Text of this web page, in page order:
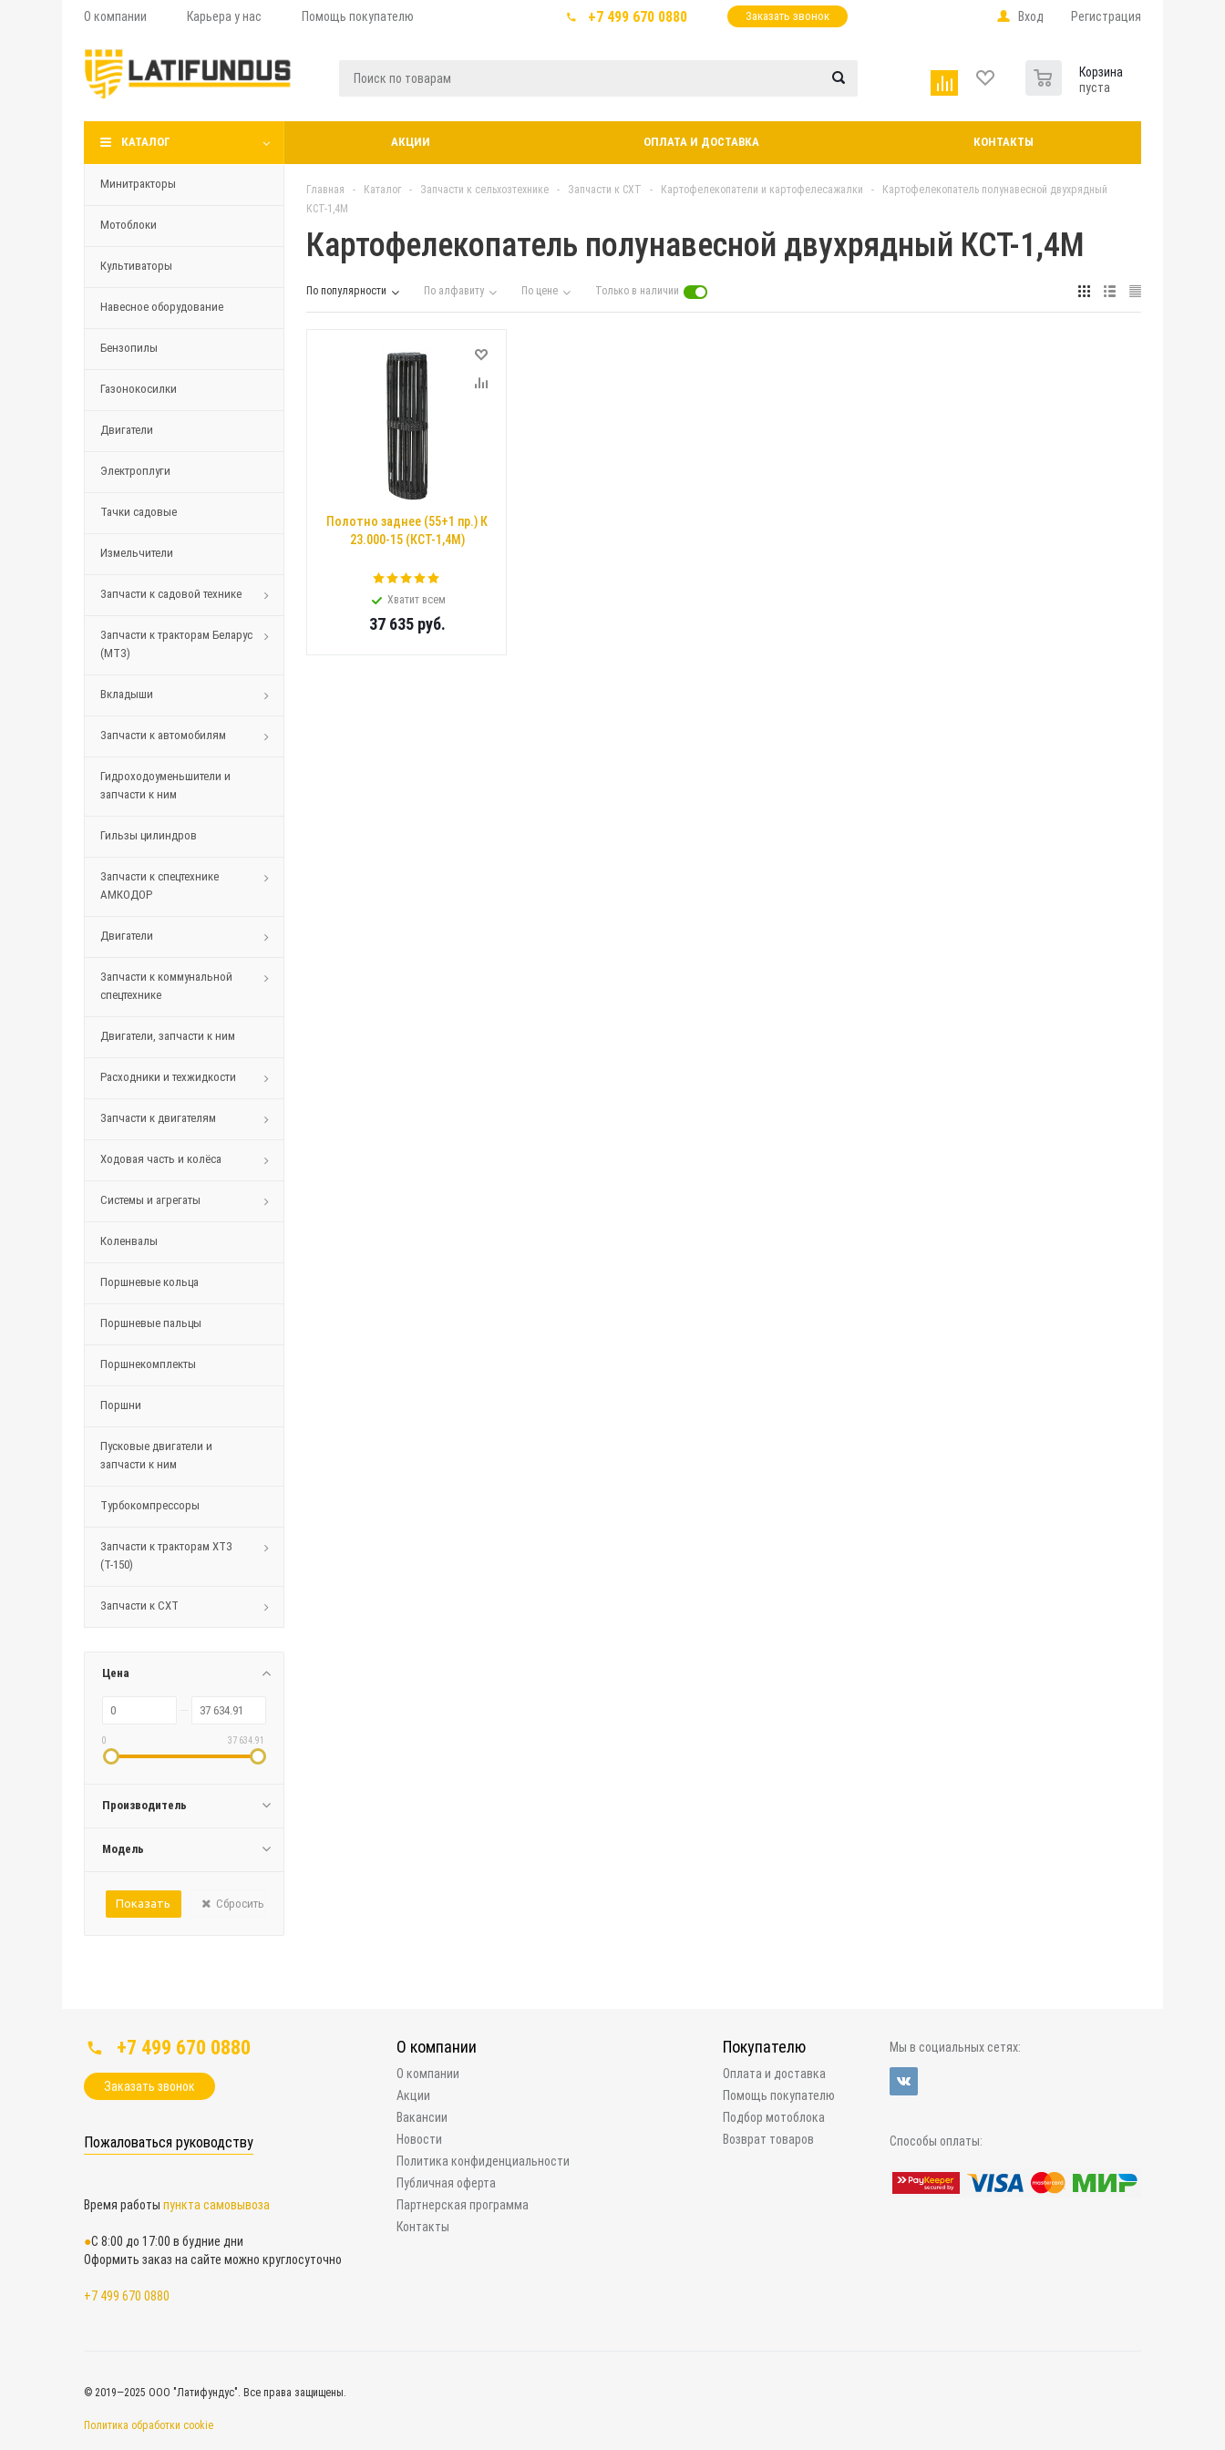
О компании Карьера у нас Помощь покупателю +7 499 670 0880 Заказать звонок Вход Регистрация
Корзина
пуста
КАТАЛОГ АКЦИИ ОПЛАТА И ДОСТАВКА КОНТАКТЫ
Минитракторы
Мотоблоки
Культиваторы
Навесное оборудование
Бензопилы
Газонокосилки
Двигатели
Электроплуги
Тачки садовые
Измельчители
Запчасти к садовой технике
Запчасти к тракторам Беларус
(МТЗ)
Вкладыши
Запчасти к автомобилям
Гидроходоуменьшители и
запчасти к ним
Гильзы цилиндров
Запчасти к спецтехнике
АМКОДОР
Двигатели
Запчасти к коммунальной
спецтехнике
Двигатели, запчасти к ним
Расходники и техжидкости
Запчасти к двигателям
Ходовая часть и колёса
Системы и агрегаты
Коленвалы
Поршневые кольца
Поршневые пальцы
Поршнекомплекты
Поршни
Пусковые двигатели и
запчасти к ним
Турбокомпрессоры
Запчасти к тракторам ХТЗ
(Т-150)
Запчасти к СХТ
Цена
0 37 634.91
Производитель
Модель
Сбросить
Главная - Каталог - Запчасти к сельхозтехнике - Запчасти к СХТ - Картофелекопатели и картофелесажалки -
Картофелекопатель полунавесной двухрядный
КСТ-1,4М
Картофелекопатель полунавесной двухрядный КСТ-1,4М
По популярности По алфавиту По цене Только в наличии
Полотно заднее (55+1 пр.) К
23.000-15 (КСТ-1,4М)
Хватит всем
37 635руб.
+7 499 670 0880
Заказать звонок
Пожаловаться руководству
Время работы пункта самовывоза
С 8:00 до 17:00 в будние дни
Оформить заказ на сайте можно круглосуточно
+7 499 670 0880
О компании
О компании
Акции
Вакансии
Новости
Политика конфиденциальности
Публичная оферта
Партнерская программа
Контакты
Покупателю
Оплата и доставка
Помощь покупателю
Подбор мотоблока
Возврат товаров
Мы в социальных сетях:
Способы оплаты:
© 2019—2025 ООО "Латифундус". Все права защищены.
Политика обработки cookie